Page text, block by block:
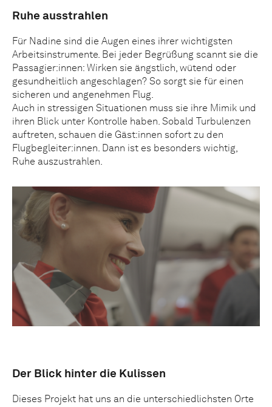
Ruhe ausstrahlen
Für Nadine sind die Augen eines ihrer wichtigsten
Arbeitsinstrumente. Bei jeder Begrüßung scannt sie die
Passagier:innen: Wirken sie ängstlich, wütend oder
gesundheitlich angeschlagen? So sorgt sie für einen
sicheren und angenehmen Flug.
Auch in stressigen Situationen muss sie ihre Mimik und
ihren Blick unter Kontrolle haben. Sobald Turbulenzen
auftreten, schauen die Gäst:innen sofort zu den
Flugbegleiter:innen. Dann ist es besonders wichtig,
Ruhe auszustrahlen.
Der Blick hinter die Kulissen
Dieses Projekt hat uns an die unterschiedlichsten Orte